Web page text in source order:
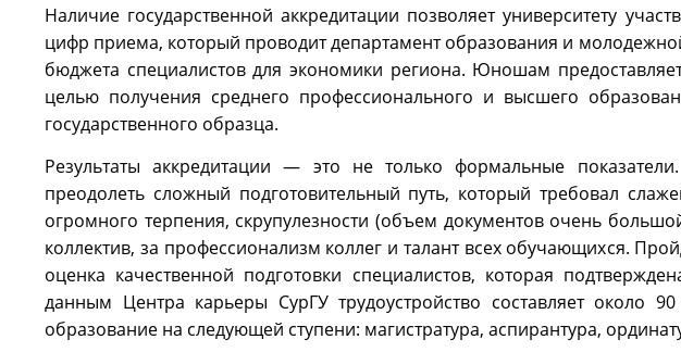
Наличие государственной аккредитации позволяет университету
цифр приема, который проводит департамент образования и
бюджета специалистов для экономики региона. Юношам
целью получения среднего профессионального и высшего
государственного образца.
Результаты аккредитации — это не только формальные
преодолеть сложный подготовительный путь, который требовал
огромного терпения, скрупулезности (объем документов очень
коллектив, за профессионализм коллег и талант всех обучающихся.
оценка качественной подготовки специалистов, которая
данным Центра карьеры СурГУ трудоустройство составляет около
образование на следующей ступени: магистратура, аспирантура,